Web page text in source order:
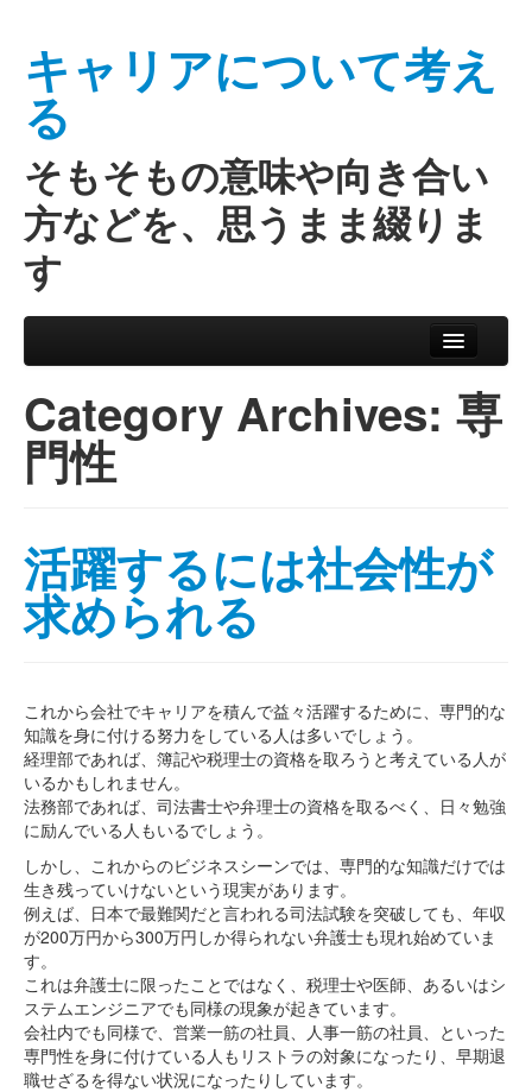
キャリアについて考え
る
そもそもの意味や向き合い
方などを、思うまま綴りま
す
Main menu
Category Archives: 専
門性
活躍するには社会性が
求められる
これから会社でキャリアを積んで益々活躍するために、専門的な
知識を身に付ける努力をしている人は多いでしょう。
経理部であれば、簿記や税理士の資格を取ろうと考えている人が
いるかもしれません。
法務部であれば、司法書士や弁理士の資格を取るべく、日々勉強
に励んでいる人もいるでしょう。
しかし、これからのビジネスシーンでは、専門的な知識だけでは
生き残っていけないという現実があります。
例えば、日本で最難関だと言われる司法試験を突破しても、年収
が200万円から300万円しか得られない弁護士も現れ始めていま
す。
これは弁護士に限ったことではなく、税理士や医師、あるいはシ
ステムエンジニアでも同様の現象が起きています。
会社内でも同様で、営業一筋の社員、人事一筋の社員、といった
専門性を身に付けている人もリストラの対象になったり、早期退
職せざるを得ない状況になったりしています。